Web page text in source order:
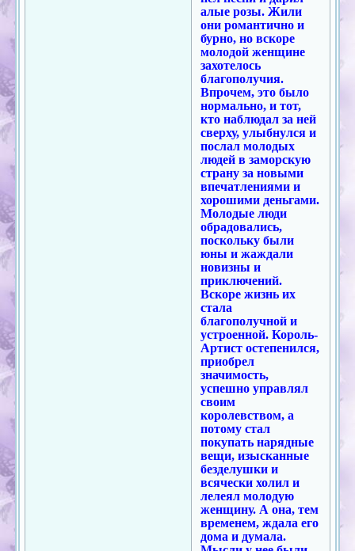
алые розы. Жили
они романтично и
бурно, но вскоре
молодой женщине
захотелось
благополучия.
Впрочем, это было
нормально, и тот,
кто наблюдал за ней
сверху, улыбнулся и
послал молодых
людей в заморскую
страну за новыми
впечатлениями и
хорошими деньгами.
Молодые люди
обрадовались,
поскольку были
юны и жаждали
новизны и
приключений.
Вскоре жизнь их
стала
благополучной и
устроенной. Король-
Артист остепенился,
приобрел
значимость,
успешно управлял
своим
королевством, а
потому стал
покупать нарядные
вещи, изысканные
безделушки и
всячески холил и
лелеял молодую
женщину. А она, тем
временем, ждала его
дома и думала.